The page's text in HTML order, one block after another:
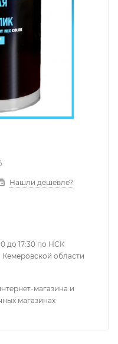
Нашли дешевле?
до 17:30 по НСК
области
магазина и
магазинах